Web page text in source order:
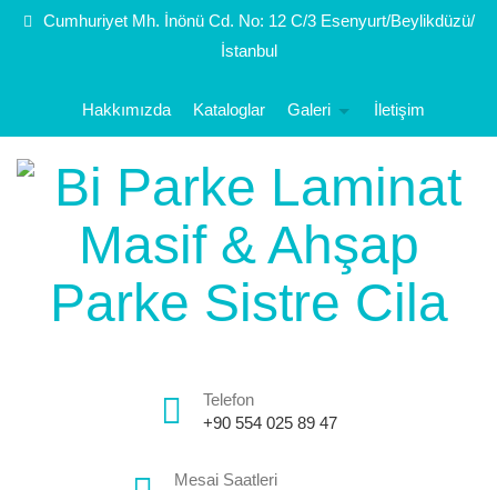
Cumhuriyet Mh. İnönü Cd. No: 12 C/3 Esenyurt/Beylikdüzü/
İstanbul
Hakkımızda Kataloglar Galeri İletişim
Telefon
+90 554 025 89 47
Mesai Saatleri